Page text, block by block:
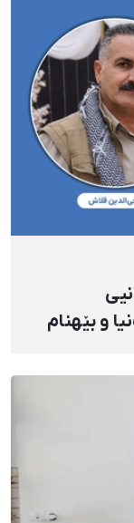
و بێهنام